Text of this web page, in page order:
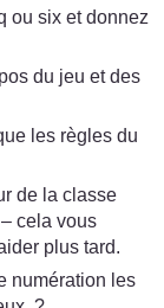
ou six et donnez
du jeu et des
les règles du
de la classe
cela vous
plus tard.
numération les